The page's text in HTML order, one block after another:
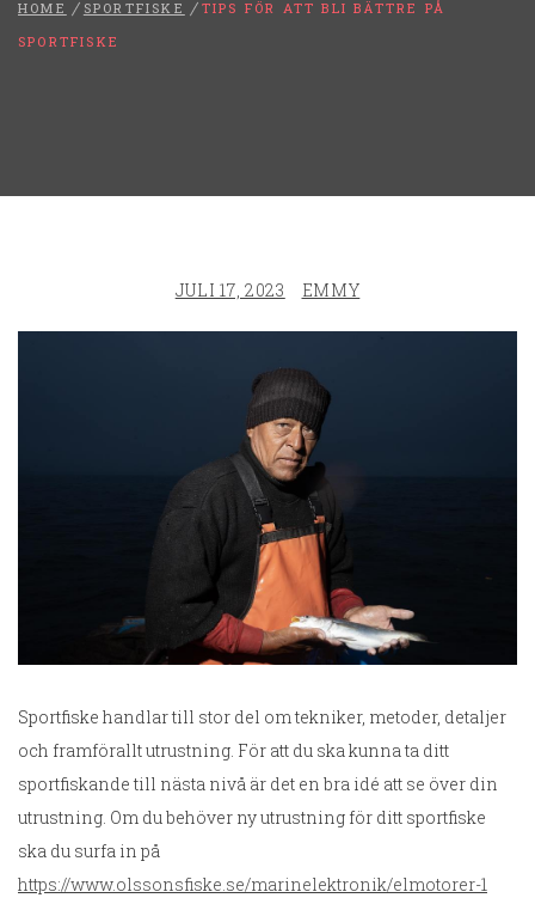
HOME SPORTFISKE
TIPS FÖR ATT BLI BÄTTRE PÅ
SPORTFISKE
JULI 17, 2023 EMMY
Sportfiske handlar till stor del om tekniker, metoder, detaljer
och framförallt utrustning. För att du ska kunna ta ditt
sportfiskande till nästa nivå är det en bra idé att se över din
utrustning. Om du behöver ny utrustning för ditt sportfiske
ska du surfa in på
https://www.olssonsfiske.se/marinelektronik/elmotorer-1